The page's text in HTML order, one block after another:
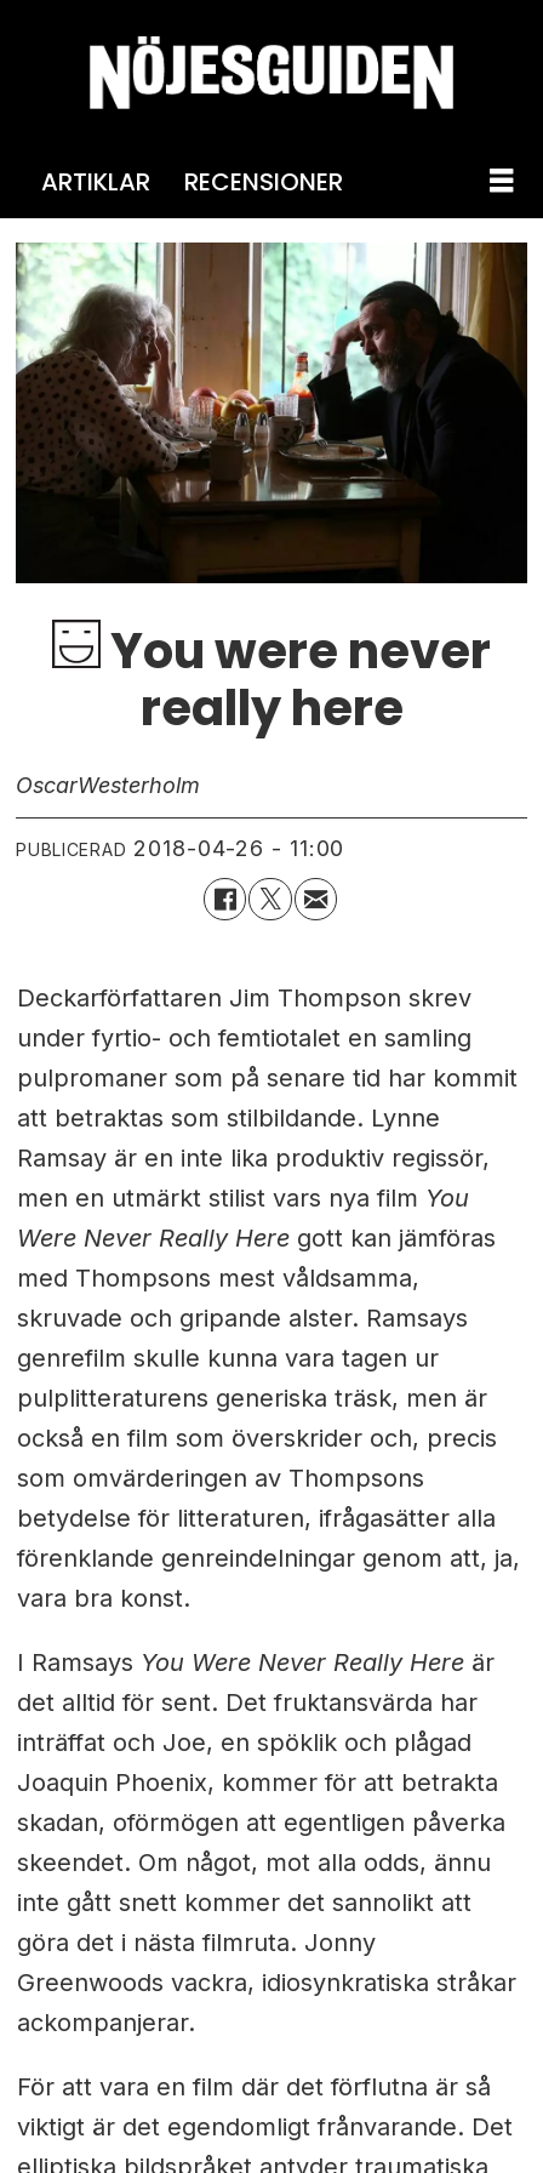
ARTIKLAR RECENSIONER
You were never
really here
OscarWesterholm
PUBLICERAD 2018-04-26 - 11:00
Deckarförfattaren Jim Thompson skrev
under fyrtio- och femtiotalet en samling
pulpromaner som på senare tid har kommit
att betraktas som stilbildande. Lynne
Ramsay är en inte lika produktiv regissör,
men en utmärkt stilist vars nya film You
Were Never Really Here gott kan jämföras
med Thompsons mest våldsamma,
skruvade och gripande alster. Ramsays
genrefilm skulle kunna vara tagen ur
pulplitteraturens generiska träsk, men är
också en film som överskrider och, precis
som omvärderingen av Thompsons
betydelse för litteraturen, ifrågasätter alla
förenklande genreindelningar genom att, ja,
vara bra konst.
I Ramsays You Were Never Really Here är
det alltid för sent. Det fruktansvärda har
inträffat och Joe, en spöklik och plågad
Joaquin Phoenix, kommer för att betrakta
skadan, oförmögen att egentligen påverka
skeendet. Om något, mot alla odds, ännu
inte gått snett kommer det sannolikt att
göra det i nästa filmruta. Jonny
Greenwoods vackra, idiosynkratiska stråkar
ackompanjerar.
För att vara en film där det förflutna är så
viktigt är det egendomligt frånvarande. Det
elliptiska bildspråket antyder traumatiska